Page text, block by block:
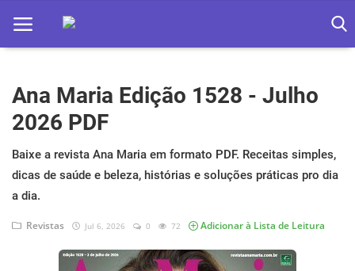
Home
Apps
Ebooks
Games
Web
Ana Maria Edição 1528 - Julho
2026 PDF
Baixe a revista Ana Maria em formato PDF. Receitas simples,
dicas de saúde e beleza, histórias e soluções práticas pro dia
a dia.
Revistas Jul 6, 2026 0 72 Adicionar à Lista de Leitura